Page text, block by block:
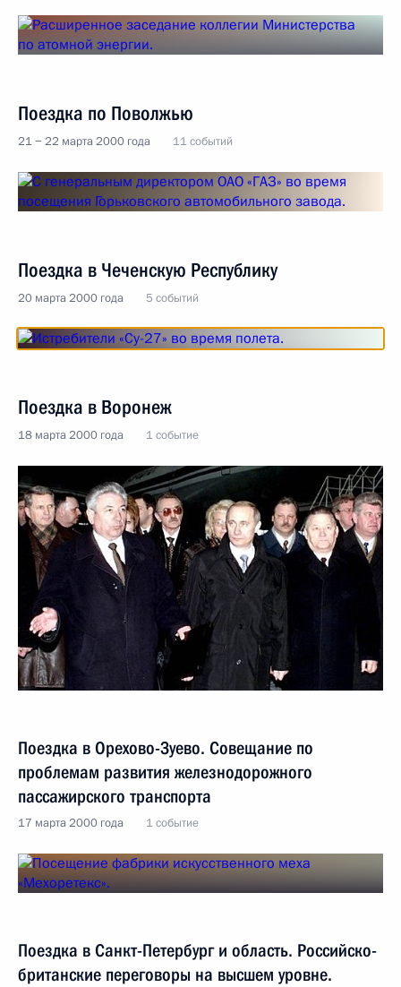
Поездка по Поволжью
21 − 22 марта 2000 года 11 событий
Поездка в Чеченскую Республику
20 марта 2000 года 5 событий
Поездка в Воронеж
18 марта 2000 года 1 событие
Поездка в Орехово-Зуево. Совещание по
проблемам развития железнодорожного
пассажирского транспорта
17 марта 2000 года 1 событие
Поездка в Санкт-Петербург и область. Российско-
британские переговоры на высшем уровне.